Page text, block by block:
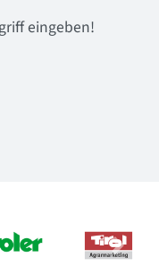
eingeben!
Next